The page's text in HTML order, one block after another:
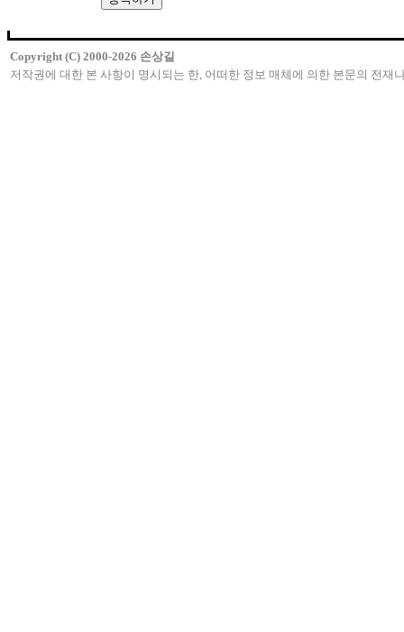
Copyright (C) 2000-2026 손상길
저작권에 대한 본 사항이 명시되는 한, 어떠한 정보 매체에 의한 본문의 전재